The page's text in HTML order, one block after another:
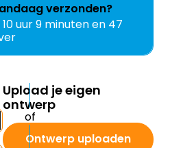
verzonden?
10 uur 9 minuten en 46
Upload je eigen
ontwerp
Ontwerp uploaden